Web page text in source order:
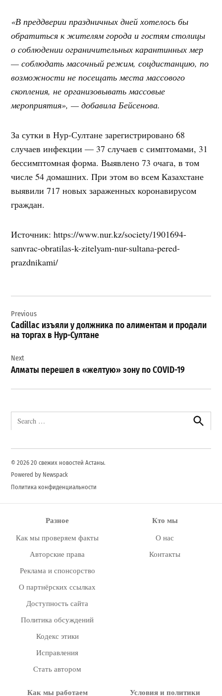
«В преддверии праздничных дней хотелось бы
обратиться к жителям города и гостям столицы
о соблюдении ограничительных карантинных мер
— соблюдать масочный режим, соцдистанцию, по
возможности не посещать места массового
скопления, не организовывать массовые
мероприятия», — добавила Бейсенова.
За сутки в Нур-Султане зарегистрировано 68
случаев инфекции — 37 случаев с симптомами, 31
бессимптомная форма. Выявлено 73 очага, в том
числе 54 домашних. При этом во всем Казахстане
выявили 717 новых зараженных коронавирусом
граждан.
Источник: https://www.nur.kz/society/1901694-
sanvrac-obratilas-k-zitelyam-nur-sultana-pered-
prazdnikami/
по
записям
Previous
Cadillac изъяли у должника по алиментам и продали
на торгах в Нур-Султане
Next
Алматы перешел в «желтую» зону по COVID-19
Search
for:
Search
© 2026 20 свежих новостей Астаны.
Powered by Newspack
Политика конфиденциальности
Разное
Как мы проверяем факты
Авторские права
Реклама и спонсорство
О партнёрских ссылках
Доступность сайта
Политика обсуждений
Кодекс этики
Исправления
Стать автором
Кто мы
О нас
Контакты
Как мы работаем Условия и политики